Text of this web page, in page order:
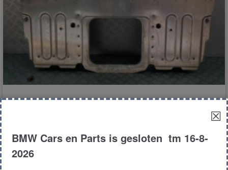
€175.00
☒
BMW Cars en Parts is gesloten tm 16-8-
2026